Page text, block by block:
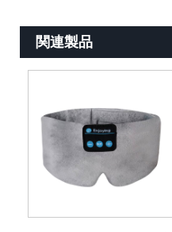
関連製品